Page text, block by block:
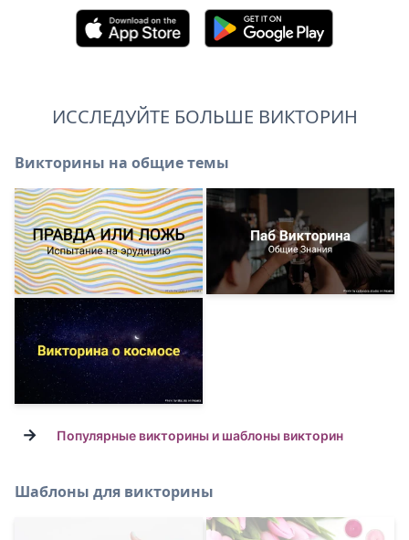
ИССЛЕДУЙТЕ БОЛЬШЕ ВИКТОРИН
Викторины на общие темы
→ Популярные викторины и шаблоны викторин
Шаблоны для викторины